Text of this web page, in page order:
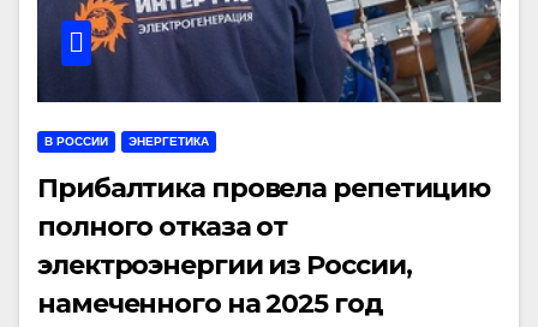
В РОССИИ ЭНЕРГЕТИКА
Прибалтика провела репетицию
полного отказа от
электроэнергии из России,
намеченного на 2025 год